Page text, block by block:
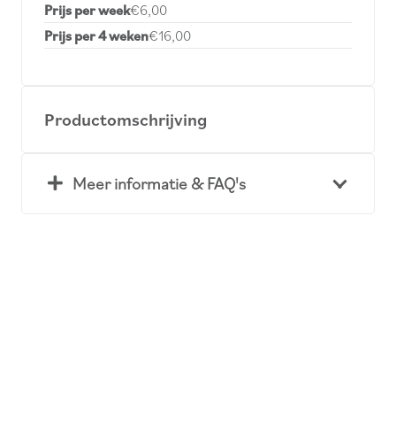
Prijs per week€6,00
Prijs per 4 weken€16,00
Productomschrijving
Meer informatie & FAQ's